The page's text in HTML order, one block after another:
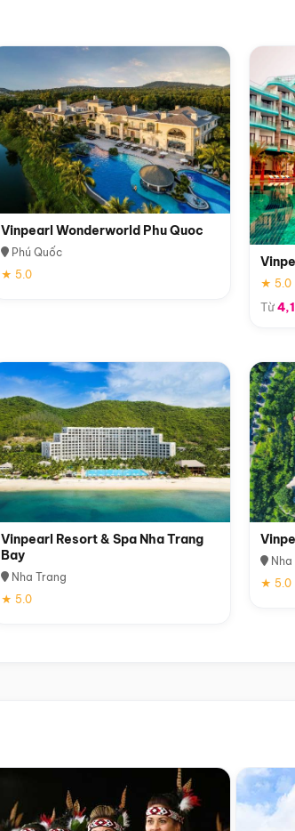
Vinpearl Wonderworld Phu Quoc
Phú Quốc
★ 5.0
★ 5.0
Từ
Vinpearl Resort & Spa Nha Trang
Bay
Nha Trang
★ 5.0
★ 5.0